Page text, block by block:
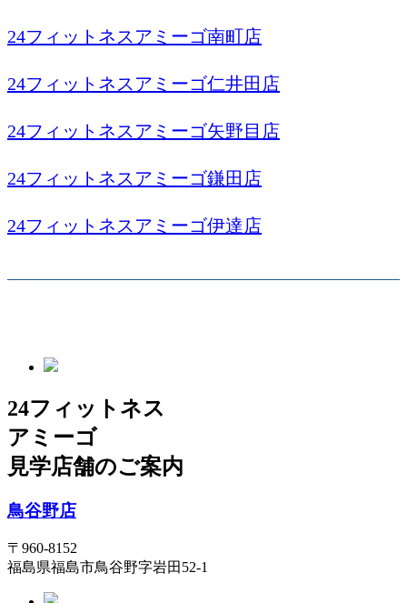
24フィットネスアミーゴ南町店
24フィットネスアミーゴ仁井田店
24フィットネスアミーゴ矢野目店
24フィットネスアミーゴ鎌田店
24フィットネスアミーゴ伊達店
24フィットネス
アミーゴ
見学店舗のご案内
鳥谷野店
〒960-8152
福島県福島市鳥谷野字岩田52-1